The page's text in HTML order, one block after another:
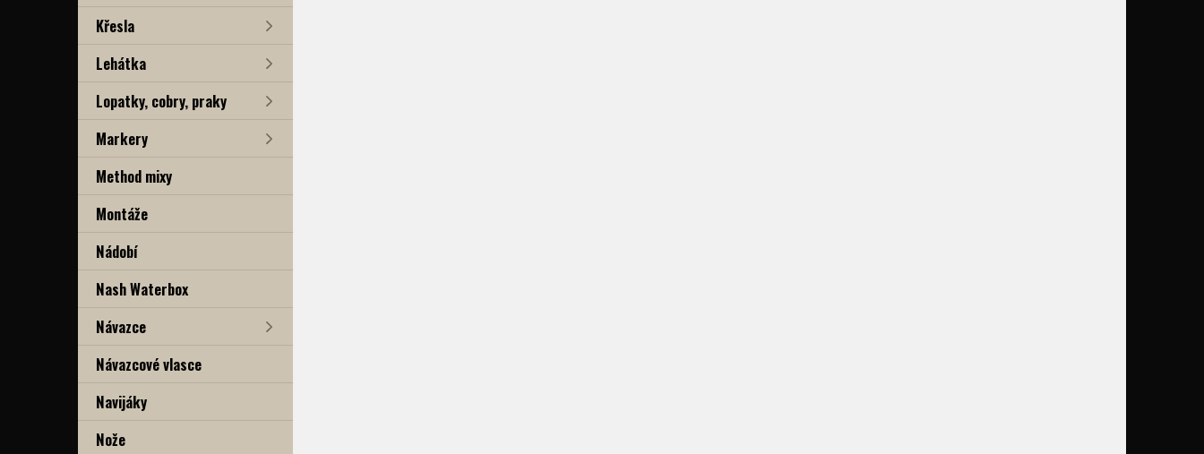
Křesla
Lehátka
Lopatky, cobry, praky
Markery
Method mixy
Montáže
Nádobí
Nash Waterbox
Návazce
Návazcové vlasce
Navijáky
Nože